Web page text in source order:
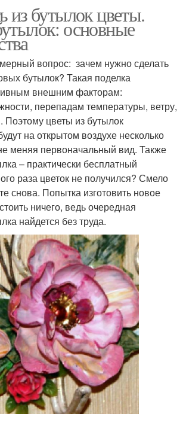
из бутылок цветы.
основные
вопрос: зачем нужно сделать
бутылок? Такая поделка
внешним факторам:
перепадам температуры, ветру,
цветы из бутылок
на открытом воздухе несколько
меняя первоначальный вид. Также
– практически бесплатный
раза цветок не получился? Смело
снова. Попытка изготовить новое
ничего, ведь очередная
найдется без труда.